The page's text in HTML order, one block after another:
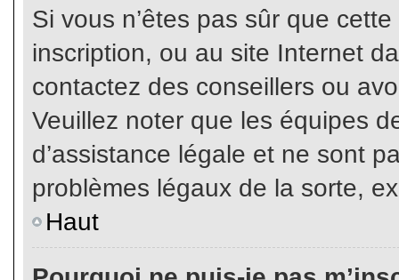
Si vous n’êtes pas sûr que
inscription, ou au site Internet
contactez des conseillers ou
Veuillez noter que les équipes
d’assistance légale et ne sont
problèmes légaux de la sorte,
Haut